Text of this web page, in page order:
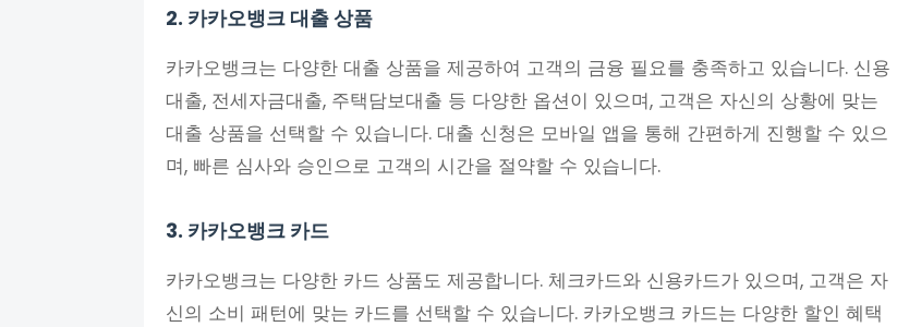
2. 카카오뱅크 대출 상품
카카오뱅크는 다양한 대출 상품을 제공하여 고객의 금융 필요를 충족하고 있습니다. 신용
대출, 전세자금대출, 주택담보대출 등 다양한 옵션이 있으며, 고객은 자신의 상황에 맞는
대출 상품을 선택할 수 있습니다. 대출 신청은 모바일 앱을 통해 간편하게 진행할 수 있으
며, 빠른 심사와 승인으로 고객의 시간을 절약할 수 있습니다.
3. 카카오뱅크 카드
카카오뱅크는 다양한 카드 상품도 제공합니다. 체크카드와 신용카드가 있으며, 고객은 자
신의 소비 패턴에 맞는 카드를 선택할 수 있습니다. 카카오뱅크 카드는 다양한 할인 혜택